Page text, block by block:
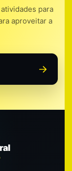
para
aproveitar a